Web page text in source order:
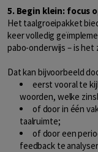
5. Begin klein: focus
Het taalgroeipakket
keer volledig
pabo-onderwijs – is
Dat kan bijvoorbeeld
eerst vooral te
woorden, welke
of door in één
taalruimte;
of door een
feedback te